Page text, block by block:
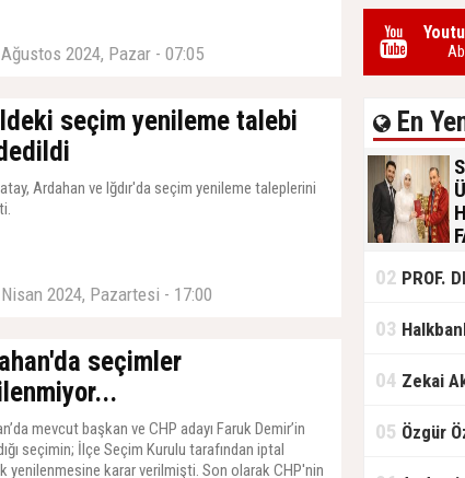
2024, Pazar - 07:05
seçim yenileme talebi
Ardahan ve Iğdır'da seçim yenileme taleplerini
2024, Pazartesi - 17:00
seçimler
mevcut başkan ve CHP adayı Faruk Demir’in
seçimin; İlçe Seçim Kurulu tarafından iptal
yenilenmesine karar verilmişti. Son olarak CHP'nin
En
02 PROF. DR. MAHMUD
03 Halkbank'tan 15
04 Zekai
05 Özgür Özel